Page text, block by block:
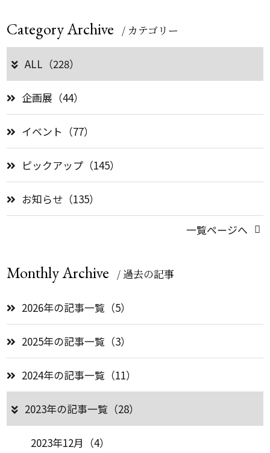
Category Archive / カテゴリー
ALL（228）
企画展（44）
イベント（77）
ピックアップ（145）
お知らせ（135）
一覧ページへ
Monthly Archive / 過去の記事
2026年の記事一覧（5）
2025年の記事一覧（3）
2024年の記事一覧（11）
2023年の記事一覧（28）
2023年12月（4）